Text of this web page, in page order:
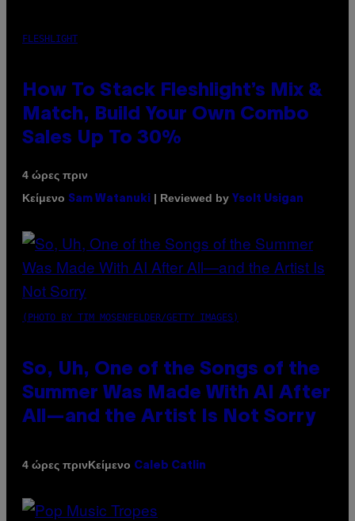
FLESHLIGHT
How To Stack Fleshlight’s Mix &
Match, Build Your Own Combo
Sales Up To 30%
4 ώρες πριν
Κείμενο Sam Watanuki | Reviewed by Ysolt Usigan
(PHOTO BY TIM MOSENFELDER/GETTY IMAGES)
So, Uh, One of the Songs of the
Summer Was Made With AI After
All—and the Artist Is Not Sorry
4 ώρες πρινΚείμενο Caleb Catlin